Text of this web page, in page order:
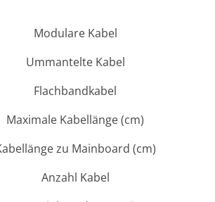
Modulare Kabel
Ummantelte Kabel
Flachbandkabel
Maximale Kabellänge (cm)
zu Mainboard (cm)
Anzahl Kabel